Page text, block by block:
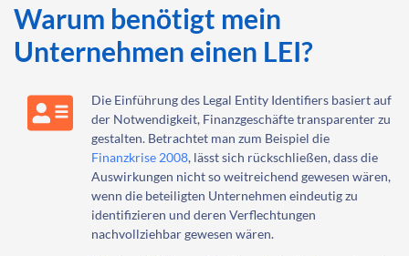
Warum benötigt mein
Unternehmen einen LEI?
Die Einführung des Legal Entity Identifiers basiert auf
der Notwendigkeit, Finanzgeschäfte transparenter zu
gestalten. Betrachtet man zum Beispiel die
Finanzkrise 2008, lässt sich rückschließen, dass die
Auswirkungen nicht so weitreichend gewesen wären,
wenn die beteiligten Unternehmen eindeutig zu
identifizieren und deren Verflechtungen
nachvollziehbar gewesen wären.